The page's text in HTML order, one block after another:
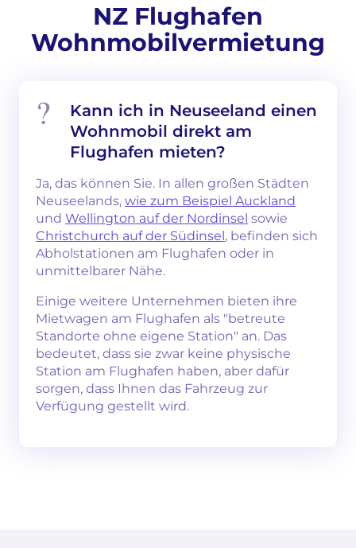
NZ Flughafen
Wohnmobilvermietung
Kann ich in Neuseeland einen
Wohnmobil direkt am
Flughafen mieten?
Ja, das können Sie. In allen großen Städten
Neuseelands, wie zum Beispiel Auckland
und Wellington auf der Nordinsel sowie
Christchurch auf der Südinsel, befinden sich
Abholstationen am Flughafen oder in
unmittelbarer Nähe.
Einige weitere Unternehmen bieten ihre
Mietwagen am Flughafen als "betreute
Standorte ohne eigene Station" an. Das
bedeutet, dass sie zwar keine physische
Station am Flughafen haben, aber dafür
sorgen, dass Ihnen das Fahrzeug zur
Verfügung gestellt wird.